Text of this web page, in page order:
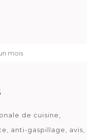
de cuisine
anti-gaspillage avis